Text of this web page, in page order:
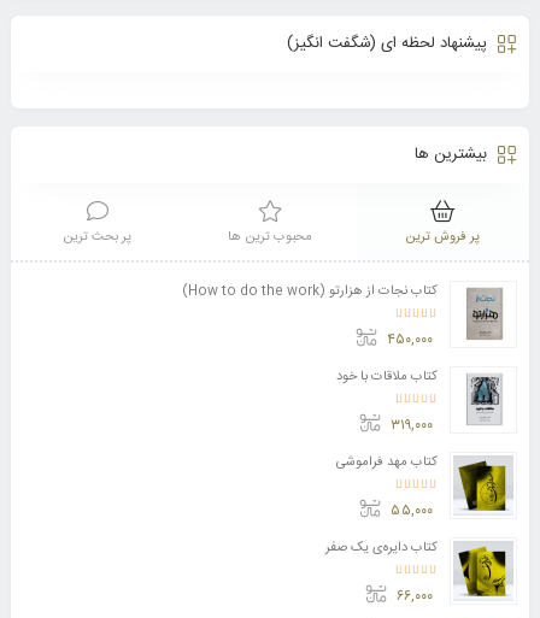
پیشنهاد لحظه ای (شگفت انگیز)
بیشترین ها
پر فروش ترین محبوب ترین ها پر بحث ترین
کتاب نجات از هزارتو (How to do the work)
4.11 از 5 ۴۵۰,۰۰۰
کتاب ملاقات با خود
امتیاز3.50 از 5 ۳۱۹,۰۰۰
کتاب مهد فراموشی
5.00 از 5 ۵۵,۰۰۰
کتاب دایره‌ی یک صفر
امتیاز5.00از 5 ۶۶,۰۰۰